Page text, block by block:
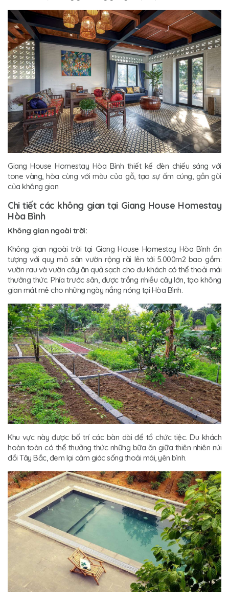
Giang House Homestay Hòa Bình thiết kế đèn chiếu sáng với
tone vàng, hòa cùng với màu của gỗ, tạo sự ấm cúng, gần gũi
của không gian.
Chi tiết các không gian tại Giang House Homestay
Hòa Bình
Không gian ngoài trời:
Không gian ngoài trời tại Giang House Homestay Hòa Bình ấn
tượng với quy mô sân vườn rộng rãi lên tới 5.000m2 bao gồm:
vườn rau và vườn cây ăn quả sạch cho du khách có thể thoải mái
thưởng thức. Phía trước sân, được trồng nhiều cây lớn, tạo không
gian mát mẻ cho những ngày nắng nóng tại Hòa Bình.
Khu vực này được bố trí các bàn dài để tổ chức tiệc. Du khách
hoàn toàn có thể thưởng thức những bữa ăn giữa thiên nhiên núi
đồi Tây Bắc, đem lại cảm giác sống thoải mái, yên bình.